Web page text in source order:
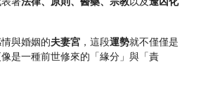
與婚姻的夫妻宮 ，這段運勢就不僅僅是
是一種前世修來的「緣分」與「責